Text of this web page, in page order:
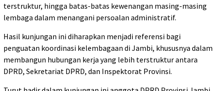
terstruktur, hingga batas-batas kewenangan masing-masing
lembaga dalam menangani persoalan administratif.
Hasil kunjungan ini diharapkan menjadi referensi bagi
penguatan koordinasi kelembagaan di Jambi, khususnya dalam
membangun hubungan kerja yang lebih terstruktur antara
DPRD, Sekretariat DPRD, dan Inspektorat Provinsi.